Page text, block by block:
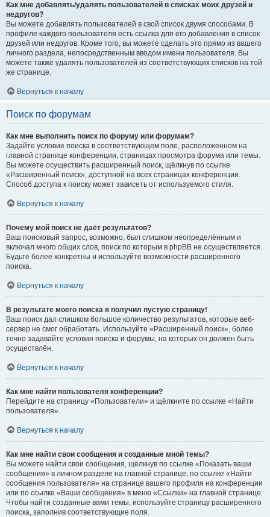
Как мне добавлять/удалять пользователей в списках моих друзей и
недругов?
Вы можете добавлять пользователей в свой список двумя способами. В
профиле каждого пользователя есть ссылка для его добавления в список
друзей или недругов. Кроме того, вы можете сделать это прямо из вашего
личного раздела, непосредственным вводом имени пользователя. Вы
можете также удалять пользователей из соответствующих списков на той
же странице.
Вернуться к началу
Поиск по форумам
Как мне выполнить поиск по форуму или форумам?
Задайте условие поиска в соответствующем поле, расположенном на
главной странице конференции, страницах просмотра форума или темы.
Вы можете осуществить расширенный поиск, щёлкнув по ссылке
«Расширенный поиск», доступной на всех страницах конференции.
Способ доступа к поиску может зависеть от используемого стиля.
Вернуться к началу
Почему мой поиск не даёт результатов?
Ваш поисковый запрос, возможно, был слишком неопределённым и
включал много общих слов, поиск по которым в phpBB не осуществляется.
Будьте более конкретны и используйте возможности расширенного
поиска.
Вернуться к началу
В результате моего поиска я получил пустую страницу!
Ваш поиск дал слишком большое количество результатов, которые веб-
сервер не смог обработать. Используйте «Расширенный поиск», более
точно задавайте условия поиска и форумы, на которых он должен быть
осуществлён.
Вернуться к началу
Как мне найти пользователя конференции?
Перейдите на страницу «Пользователи» и щёлкните по ссылке «Найти
пользователя».
Вернуться к началу
Как мне найти свои сообщения и созданные мной темы?
Вы можете найти свои сообщения, щёлкнув по ссылке «Показать ваши
сообщения» в личном разделе на главной странице, по ссылке «Найти
сообщения пользователя» на странице вашего профиля на конференции
или по ссылке «Ваши сообщения» в меню «Ссылки» на главной странице.
Чтобы найти созданные вами темы, используйте страницу расширенного
поиска, заполнив соответствующие поля.